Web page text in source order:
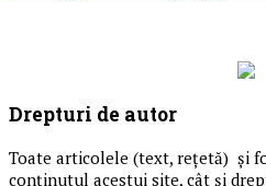
Drepturi de autor
Toate articolele (text, reţetă) și
conținutul acestui site, cât și